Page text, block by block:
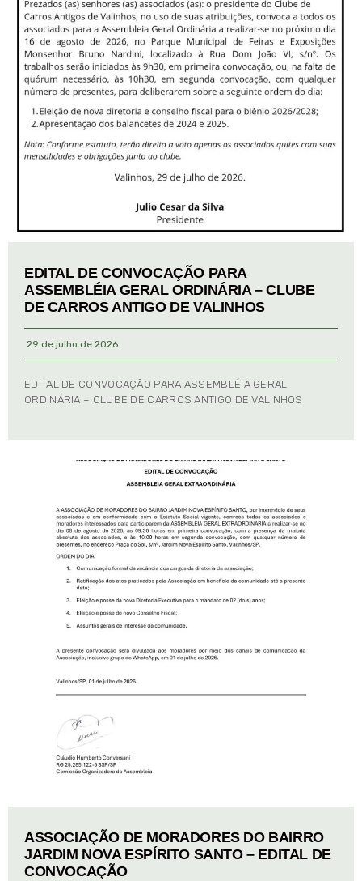
EDITAL DE CONVOCAÇÃO PARA
ASSEMBLÉIA GERAL ORDINÁRIA – CLUBE
DE CARROS ANTIGO DE VALINHOS
29 de julho de 2026
EDITAL DE CONVOCAÇÃO PARA ASSEMBLÉIA GERAL
ORDINÁRIA – CLUBE DE CARROS ANTIGO DE VALINHOS
ASSOCIAÇÃO DE MORADORES DO BAIRRO
JARDIM NOVA ESPÍRITO SANTO – EDITAL DE
CONVOCAÇÃO